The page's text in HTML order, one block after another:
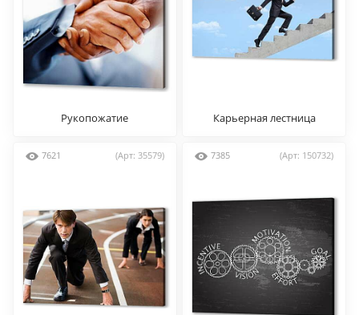
Рукопожатие Карьерная лестница
7621 (Арт: 35579) 7385 (Арт: 150732)